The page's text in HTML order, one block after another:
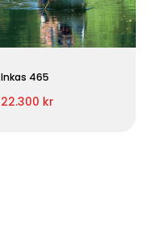
Inkas 465
22.300 kr